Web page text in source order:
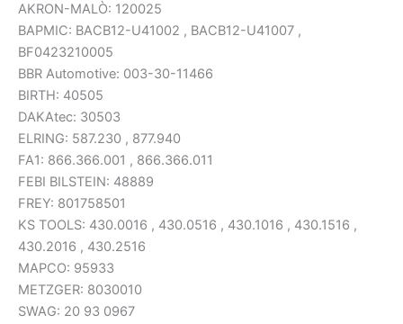
AKRON-MALÒ: 120025
BAPMIC: BACB12-U41002 , BACB12-U41007 ,
BF0423210005
BBR Automotive: 003-30-11466
BIRTH: 40505
DAKAtec: 30503
ELRING: 587.230 , 877.940
FA1: 866.366.001 , 866.366.011
FEBI BILSTEIN: 48889
FREY: 801758501
KS TOOLS: 430.0016 , 430.0516 , 430.1016 , 430.1516 ,
430.2016 , 430.2516
MAPCO: 95933
METZGER: 8030010
SWAG: 20 93 0967